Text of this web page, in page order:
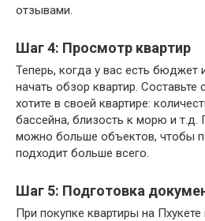
отзывами.
Шаг 4: Просмотр квартир
Теперь, когда у вас есть бюджет
начать обзор квартир. Составьте
хотите в своей квартире:
бассейна, близость к морю и т.д.
можно больше объектов, чтобы
подходит больше всего.
Шаг 5: Подготовка
При покупке квартиры на